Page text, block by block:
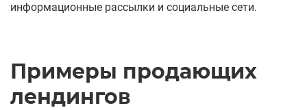
информационные рассылки и социальные сети.
Примеры продающих
лендингов